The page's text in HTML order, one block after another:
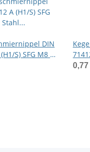
DIN
S) SFG M8 x
verzinkt